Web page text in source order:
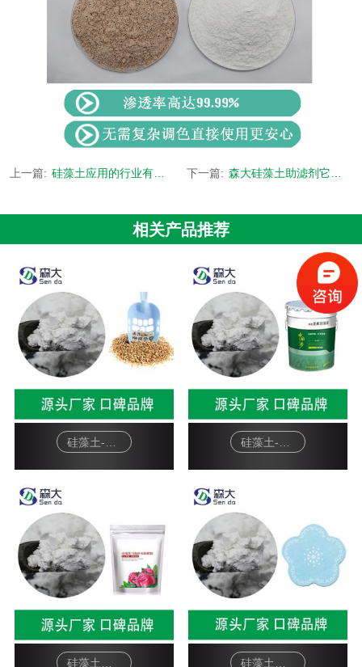
上一篇: 硅藻土应用的行业有，，往下看你就知道了！ 下一篇:
相关产品推荐